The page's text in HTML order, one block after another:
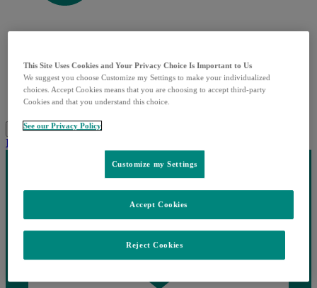
Produtos
Patologias
Especialidades
Recursos Profissionais
Menu Fechar
Pesquisar
Partilhar
This Site Uses Cookies and Your Privacy Choice Is Important to Us
We suggest you choose Customize my Settings to make your individualized
choices. Accept Cookies means that you are choosing to accept third-party
Cookies and that you understand this choice.
See our Privacy Policy
Customize my Settings
Reject Cookies
Accept Cookies